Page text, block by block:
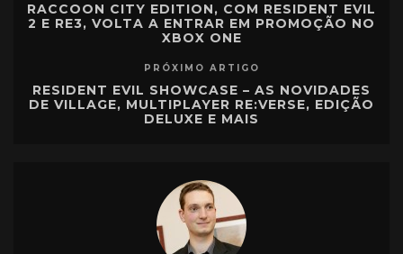
RACCOON CITY EDITION, COM RESIDENT EVIL
2 E RE3, VOLTA A ENTRAR EM PROMOÇÃO NO
XBOX ONE
PRÓXIMO ARTIGO
RESIDENT EVIL SHOWCASE – AS NOVIDADES
DE VILLAGE, MULTIPLAYER RE:VERSE, EDIÇÃO
DELUXE E MAIS